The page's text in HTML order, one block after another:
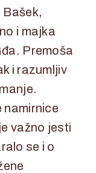
i majka
Premoša
i razumljiv
namirnice
važno jesti
se i o